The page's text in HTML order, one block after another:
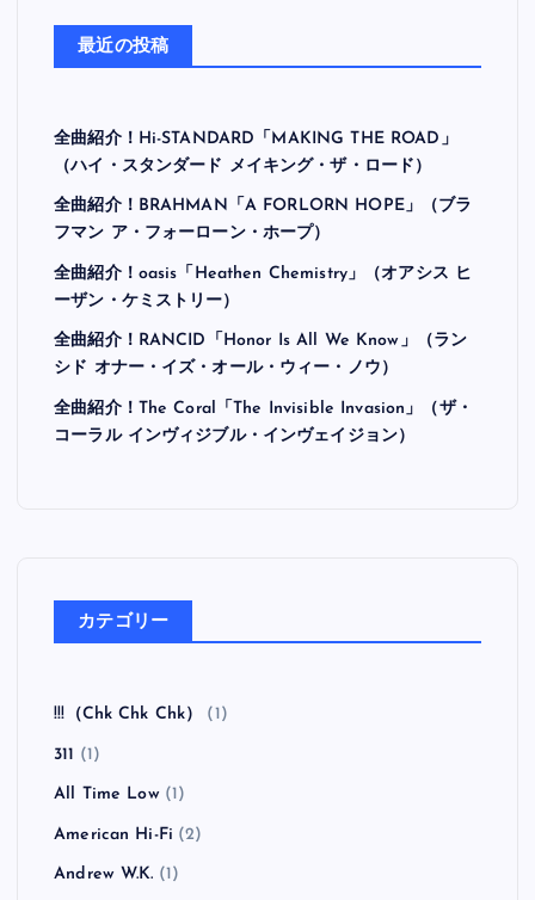
最近の投稿
全曲紹介！Hi-STANDARD「MAKING THE ROAD」
（ハイ・スタンダード メイキング・ザ・ロード）
全曲紹介！BRAHMAN「A FORLORN HOPE」（ブラ
フマン ア・フォーローン・ホープ）
全曲紹介！oasis「Heathen Chemistry」（オアシス ヒ
ーザン・ケミストリー）
全曲紹介！RANCID「Honor Is All We Know」（ラン
シド オナー・イズ・オール・ウィー・ノウ）
全曲紹介！The Coral「The Invisible Invasion」（ザ・
コーラル インヴィジブル・インヴェイジョン）
カテゴリー
!!!（Chk Chk Chk） (1)
311 (1)
All Time Low(1)
American Hi-Fi (2)
Andrew W.K. (1)